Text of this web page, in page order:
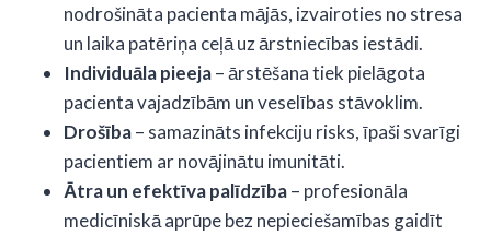
nodrošināta pacienta mājās, izvairoties no stresa
un laika patēriņa ceļā uz ārstniecības iestādi.
Individuāla pieeja– ārstēšana tiek pielāgota
pacienta vajadzībām un veselības stāvoklim.
Drošība– samazināts infekciju risks, īpaši svarīgi
pacientiem ar novājinātu imunitāti.
Ātra un efektīva palīdzība– profesionāla
medicīniskā aprūpe bez nepieciešamības gaidīt